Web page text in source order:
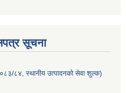
सूचना
०८३/८४, स्थानीय उत्पादनको सेवा शुल्क)